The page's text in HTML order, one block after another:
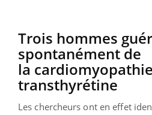
Trois hommes
spontanément de
la
transthyrétine
Les chercheurs ont en effet